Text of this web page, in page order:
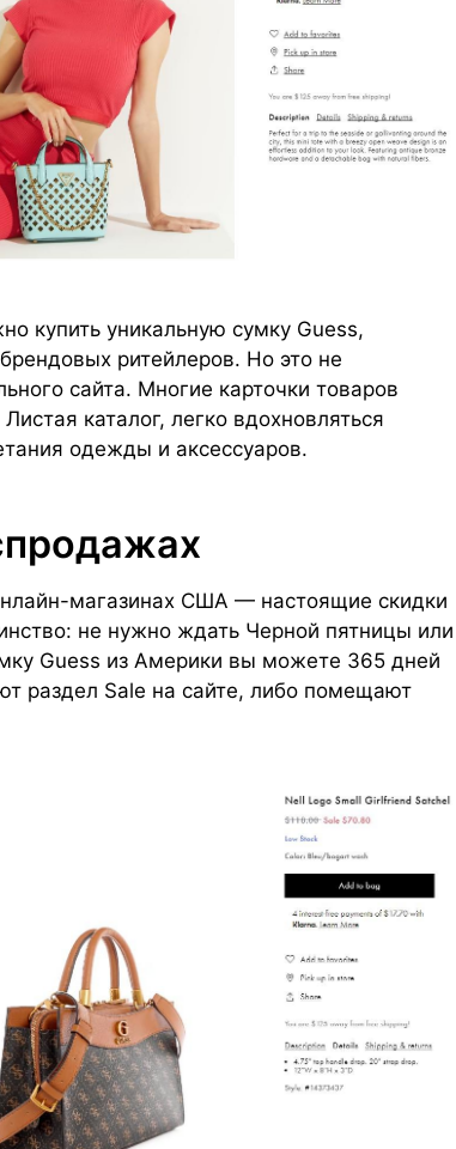
купить уникальную сумку Guess,
ритейлеров. Но это не
сайта. Многие карточки товаров
каталог, легко вдохновляться
одежды и аксессуаров.
магазинах США — настоящие скидки
не нужно ждать Черной пятницы или
Guess из Америки вы можете 365 дней
раздел Sale на сайте, либо помещают